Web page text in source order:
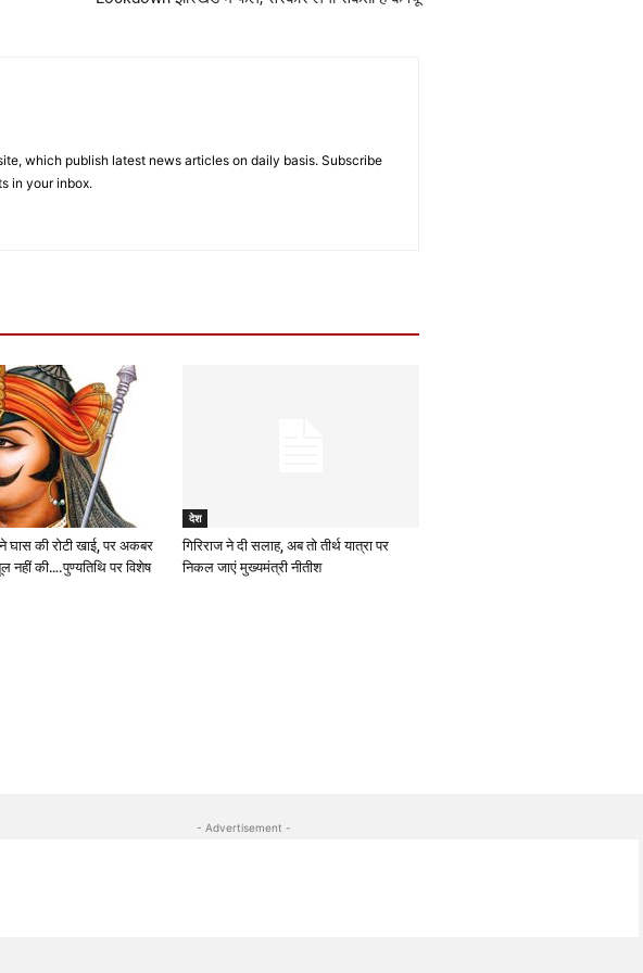
which publish latest news articles on daily basis. Subscribe
in your inbox.
ने घास की रोटी खाई, पर अकबर
नहीं की….पुण्यतिथि पर विशेष
देश
गिरिराज ने दी सलाह, अब तो तीर्थ यात्रा पर
निकल जाएं मुख्यमंत्री नीतीश
- Advertisement -